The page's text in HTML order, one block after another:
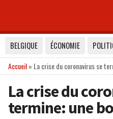
BELGIQUE ÉCONOMIE
Accueil» La crise du coronavirus se
La crise du
termine: une